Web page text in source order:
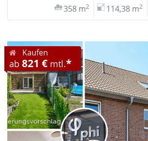
358 m2 114,38 m2
Kaufen
ab 821 € mtl.*